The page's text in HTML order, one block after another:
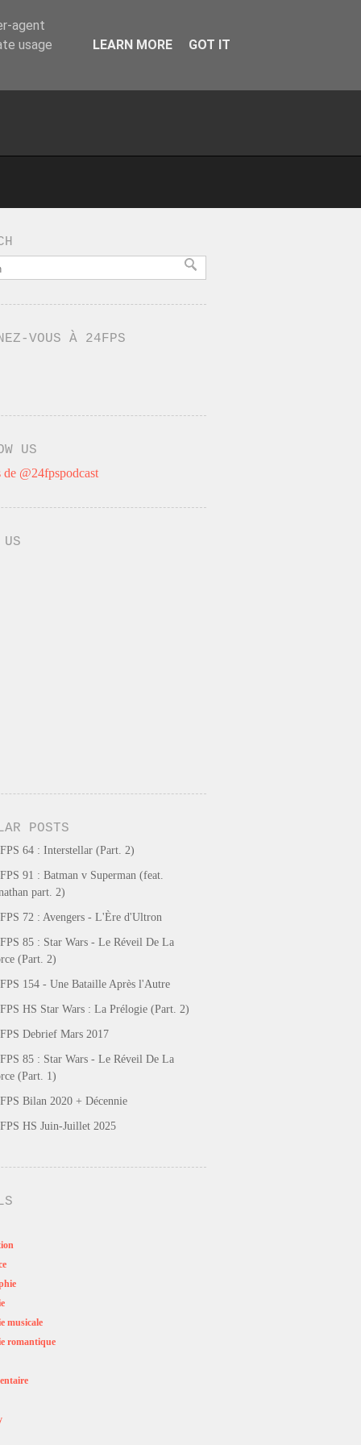
VOUS À 24FPS
US
de @24fpspodcast
POSTS
64 : Interstellar (Part. 2)
91 : Batman v Superman (feat.
part. 2)
72 : Avengers - L'Ère d'Ultron
85 : Star Wars - Le Réveil De La
(Part. 2)
154 - Une Bataille Après l'Autre
HS Star Wars : La Prélogie (Part. 2)
Debrief Mars 2017
85 : Star Wars - Le Réveil De La
(Part. 1)
Bilan 2020 + Décennie
HS Juin-Juillet 2025
musicale
romantique
agent
usage
LEARN MORE GOT IT